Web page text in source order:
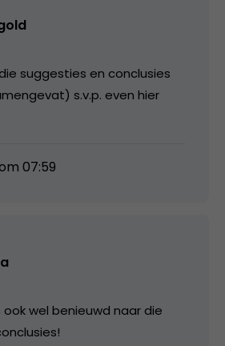
suggesties en conclusies
s.v.p. even hier
07:59
ook wel benieuwd naar die